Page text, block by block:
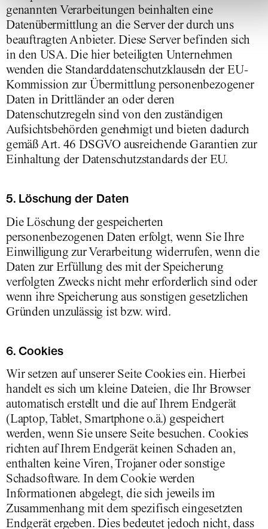
genannten Verarbeitungen beinhalten eine
Datenübermittlung an die Server der durch uns
beauftragten Anbieter. Diese Server befinden sich
in den USA. Die hier beteiligten Unternehmen
wenden die Standarddatenschutzklauseln der EU-
Kommission zur Übermittlung personenbezogener
Daten in Drittländer an oder deren
Datenschutzregeln sind von den zuständigen
Aufsichtsbehörden genehmigt und bieten dadurch
gemäß Art. 46 DSGVO ausreichende Garantien zur
Einhaltung der Datenschutzstandards der EU.
5. Löschung der Daten
Die Löschung der gespeicherten
personenbezogenen Daten erfolgt, wenn Sie Ihre
Einwilligung zur Verarbeitung widerrufen, wenn die
Daten zur Erfüllung des mit der Speicherung
verfolgten Zwecks nicht mehr erforderlich sind oder
wenn ihre Speicherung aus sonstigen gesetzlichen
Gründen unzulässig ist bzw. wird.
6. Cookies
Wir setzen auf unserer Seite Cookies ein. Hierbei
handelt es sich um kleine Dateien, die Ihr Browser
automatisch erstellt und die auf Ihrem Endgerät
(Laptop, Tablet, Smartphone o.ä.) gespeichert
werden, wenn Sie unsere Seite besuchen. Cookies
richten auf Ihrem Endgerät keinen Schaden an,
enthalten keine Viren, Trojaner oder sonstige
Schadsoftware. In dem Cookie werden
Informationen abgelegt, die sich jeweils im
Zusammenhang mit dem spezifisch eingesetzten
Endgerät ergeben. Dies bedeutet jedoch nicht, dass